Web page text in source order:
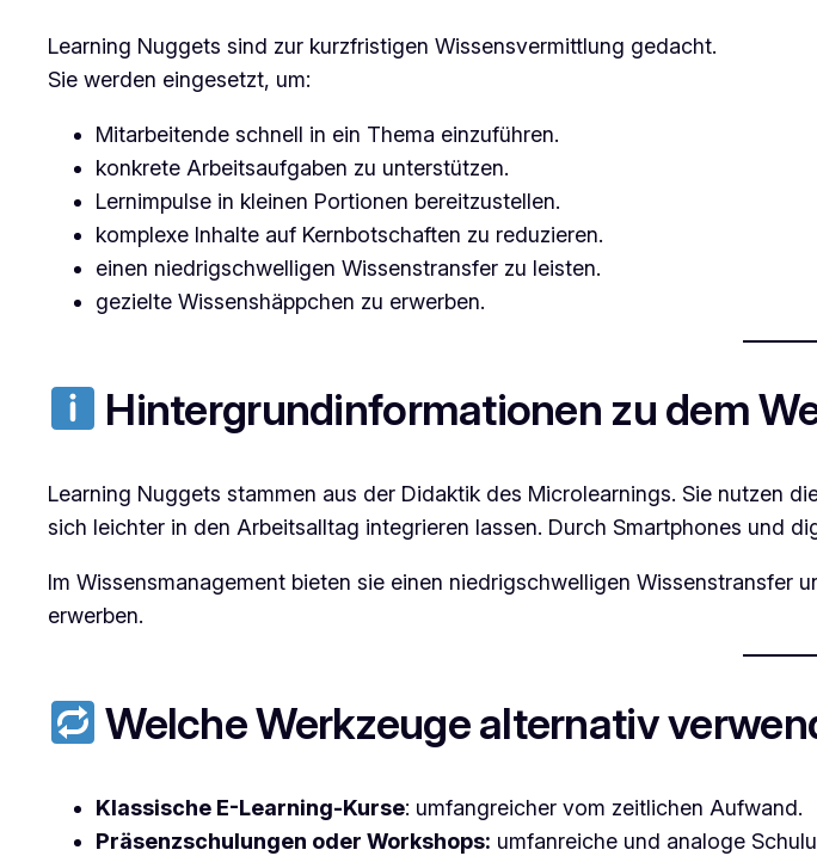
Learning Nuggets sind zur kurzfristigen Wissensvermittlung gedacht.
Sie werden eingesetzt, um:
Mitarbeitende schnell in ein Thema einzuführen.
konkrete Arbeitsaufgaben zu unterstützen.
Lernimpulse in kleinen Portionen bereitzustellen.
komplexe Inhalte auf Kernbotschaften zu reduzieren.
einen niedrigschwelligen Wissenstransfer zu leisten.
gezielte Wissenshäppchen zu erwerben.
Hintergrundinformationen zu dem
Learning Nuggets stammen aus der Didaktik des Microlearnings. Sie nutzen
sich leichter in den Arbeitsalltag integrieren lassen. Durch Smartphones und
Im Wissensmanagement bieten sie einen niedrigschwelligen Wissenstransfer
erwerben.
Welche Werkzeuge alternativ
Klassische E-Learning-Kurse: umfangreicher vom zeitlichen Aufwand.
Präsenzschulungen oder Workshops: umfanreiche und analoge